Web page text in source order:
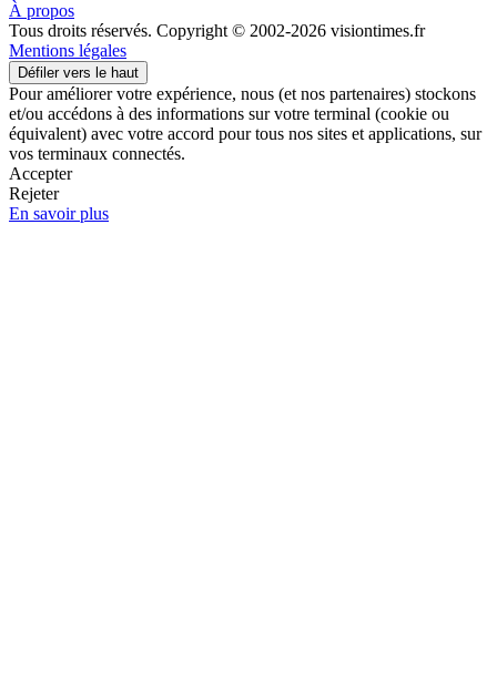
À propos
Tous droits réservés. Copyright © 2002-2026 visiontimes.fr
Mentions légales
Défiler vers le haut
Pour améliorer votre expérience, nous (et nos partenaires) stockons
et/ou accédons à des informations sur votre terminal (cookie ou
équivalent) avec votre accord pour tous nos sites et applications, sur
vos terminaux connectés.
Accepter
Rejeter
En savoir plus